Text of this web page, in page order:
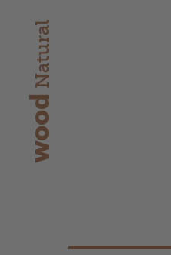
wood
Natural